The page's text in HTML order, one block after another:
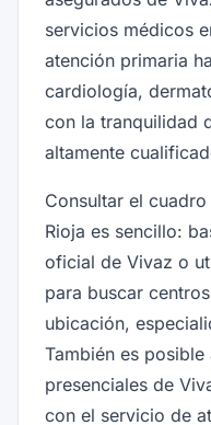
servicios médicos
atención primaria
cardiología,
con la tranquilidad
altamente
Consultar el
Rioja es sencillo:
oficial de Vivaz o
para buscar
ubicación,
También es
presenciales de
con el servicio de